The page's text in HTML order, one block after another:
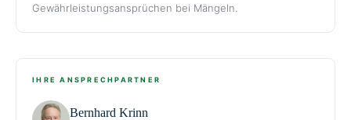
Gewährleistungsansprüchen bei Mängeln.
IHRE ANSPRECHPARTNER
Bernhard Krinn